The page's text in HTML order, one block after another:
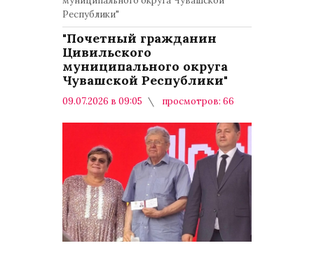
Республики"
"Почетный гражданин
Цивильского
муниципального округа
Чувашской Республики"
09.07.2026 в 09:05
просмотров: 66